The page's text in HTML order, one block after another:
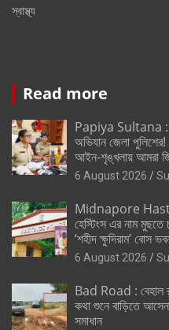
স্বাস্থ্য
Read more
Papiya Sultana :
অভিযান জেলা
আইন-শৃঙ্খলায় আমরা
6 August 2026
Midnapore
হেস্টিংস এর নাম মুছতে
‘শহীদ ক্ষুদিরাম’ বোস
6 August 2026
Bad Road : বেহাল
কথা শুনে বাড়িতে
সমাধান